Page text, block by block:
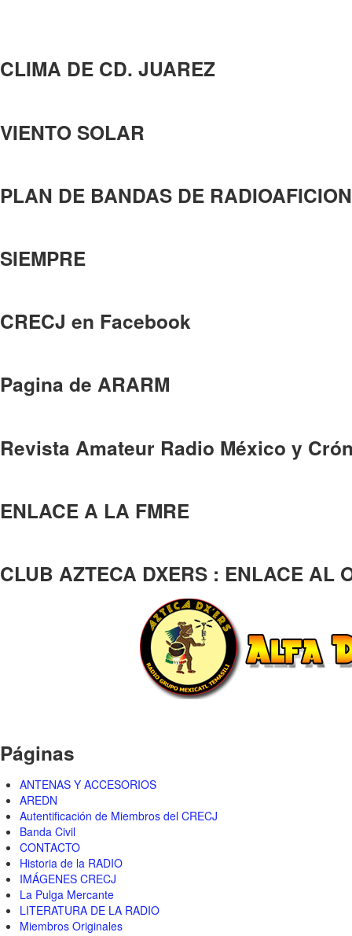
CLIMA DE CD. JUAREZ
VIENTO SOLAR
PLAN DE BANDAS DE
SIEMPRE
CRECJ en Facebook
Pagina de ARARM
Revista Amateur Radio México y
ENLACE A LA FMRE
CLUB AZTECA DXERS : ENLACE AL
Páginas
ANTENAS Y ACCESORIOS
AREDN
Autentificación de Miembros del CRECJ
Banda Civil
CONTACTO
Historia de la RADIO
IMÁGENES CRECJ
La Pulga Mercante
LITERATURA DE LA RADIO
Miembros Originales